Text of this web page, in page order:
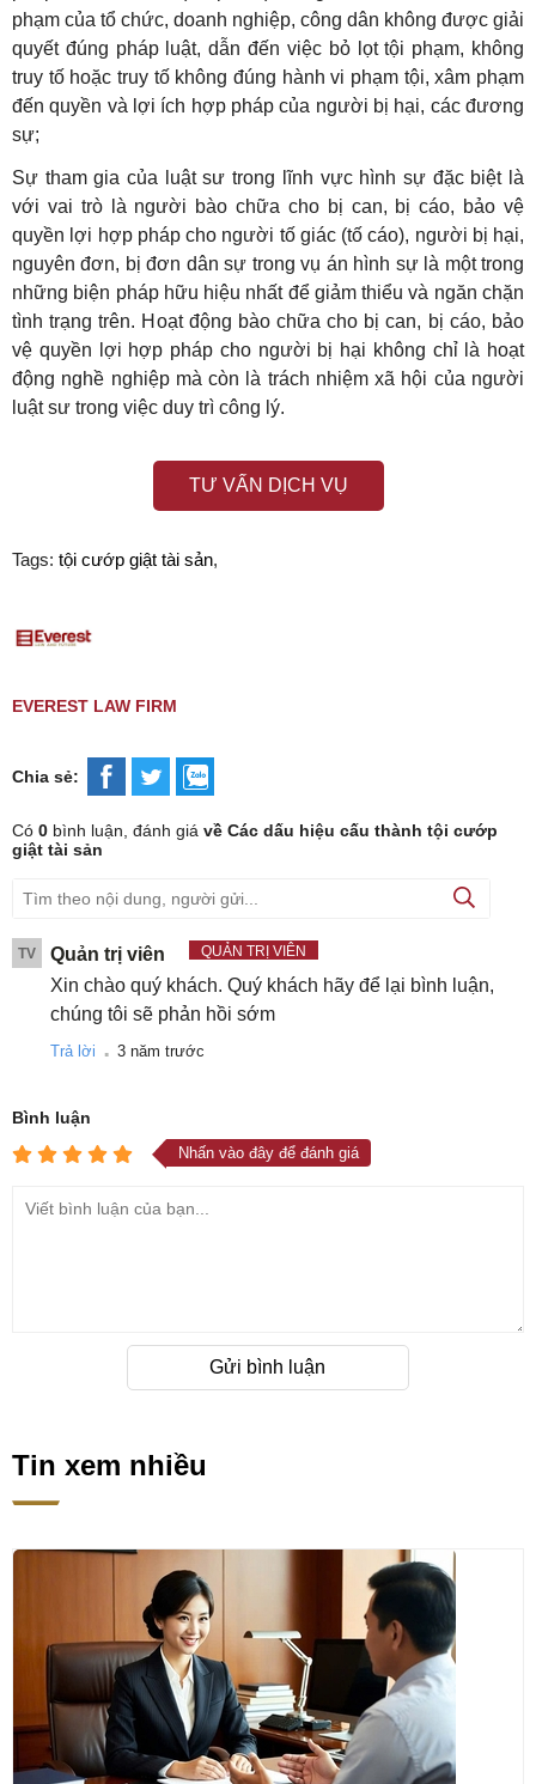
phạm của tổ chức, doanh nghiệp, công dân không được giải
quyết đúng pháp luật, dẫn đến việc bỏ lọt tội phạm, không
truy tố hoặc truy tố không đúng hành vi phạm tội, xâm phạm
đến quyền và lợi ích hợp pháp của người bị hại, các đương
sự;
Sự tham gia của luật sư trong lĩnh vực hình sự đặc biệt là
với vai trò là người bào chữa cho bị can, bị cáo, bảo vệ
quyền lợi hợp pháp cho người tố giác (tố cáo), người bị hại,
nguyên đơn, bị đơn dân sự trong vụ án hình sự là một trong
những biện pháp hữu hiệu nhất để giảm thiểu và ngăn chặn
tình trạng trên. Hoạt động bào chữa cho bị can, bị cáo, bảo
vệ quyền lợi hợp pháp cho người bị hại không chỉ là hoạt
động nghề nghiệp mà còn là trách nhiệm xã hội của người
luật sư trong việc duy trì công lý.
TƯ VẤN DỊCH VỤ
Tags: tội cướp giật tài sản,
EVEREST LAW FIRM
Chia sẻ:
Có 0 bình luận, đánh giá về Các dấu hiệu cấu thành tội cướp
giật tài sản
TV Quản trị viên QUẢN TRỊ VIÊN
Xin chào quý khách. Quý khách hãy để lại bình luận,
chúng tôi sẽ phản hồi sớm
Trả lời . 3 năm trước
Bình luận
Nhấn vào đây để đánh giá
Gửi bình luận
Tin xem nhiều